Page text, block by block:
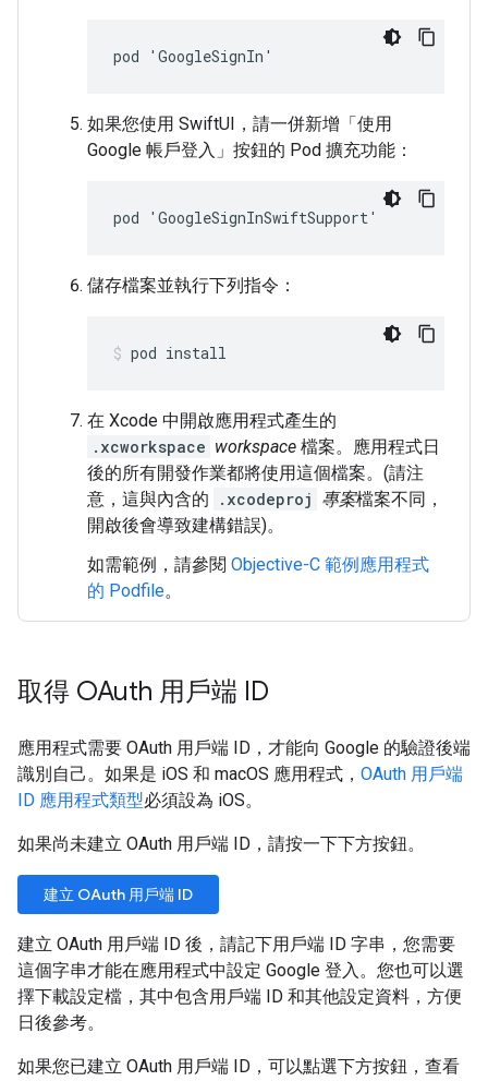
pod 'GoogleSignIn'
如果您使用 SwiftUI，請一併新增「使用
Google 帳戶登入」按鈕的 Pod 擴充功能：
pod 'GoogleSignInSwiftSupport'
儲存檔案並執行下列指令：
pod install
在 Xcode 中開啟應用程式產生的
.xcworkspace workspace 檔案。應用程式日
後的所有開發作業都將使用這個檔案。(請注
意，這與內含的
.xcodeproj 專案檔案不同，
開啟後會導致建構錯誤)。
如需範例，請參閱 Objective-C 範例應用程式
的 Podfile。
取得 OAuth 用戶端 ID
應用程式需要 OAuth 用戶端 ID，才能向 Google 的驗證後端
識別自己。如果是 iOS 和 macOS 應用程式， OAuth 用戶端
ID 應用程式類型必須設為 iOS。
如果尚未建立 OAuth 用戶端 ID，請按一下下方按鈕。
建立 OAuth 用戶端 ID
建立 OAuth 用戶端 ID 後，請記下用戶端 ID 字串，您需要
這個字串才能在應用程式中設定 Google 登入。您也可以選
擇下載設定檔，其中包含用戶端 ID 和其他設定資料，方便
日後參考。
如果您已建立 OAuth 用戶端 ID，可以點選下方按鈕，查看